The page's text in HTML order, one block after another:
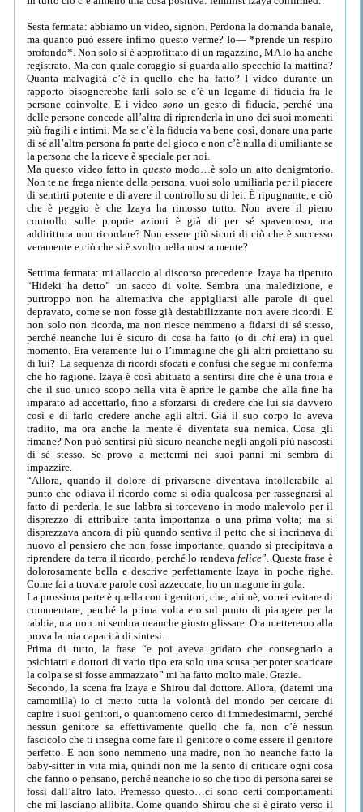
Sesta fermata: abbiamo un video, signori. Perdona la domanda banale,
ma quanto può essere infimo questo verme? Io— *prende un respiro
profondo*. Non solo si è approfittato di un ragazzino, MA lo ha anche
registrato. Ma con quale coraggio si guarda allo specchio la mattina?
Quanta malvagità c’è in quello che ha fatto? I video durante un
rapporto bisognerebbe farli solo se c’è un legame di fiducia fra le
persone coinvolte. E i video sono un gesto di fiducia, perché una
delle persone concede all’altra di riprenderla in uno dei suoi momenti
più fragili e intimi. Ma se c’è la fiducia va bene così, donare una parte
di sé all’altra persona fa parte del gioco e non c’è nulla di umiliante se
la persona che la riceve è speciale per noi.
Ma questo video fatto in questo modo…è solo un atto denigratorio.
Non te ne frega niente della persona, vuoi solo umiliarla per il piacere
di sentirti potente e di avere il controllo su di lei. È ripugnante, e ciò
che è peggio è che Izaya ha rimosso tutto. Non avere il pieno
controllo sulle proprie azioni è già di per sé spaventoso, ma
addirittura non ricordare? Non essere più sicuri di ciò che è successo
veramente e ciò che si è svolto nella nostra mente?
Settima fermata: mi allaccio al discorso precedente. Izaya ha ripetuto
“Hideki ha detto” un sacco di volte. Sembra una maledizione, e
purtroppo non ha alternativa che appigliarsi alle parole di quel
depravato, come se non fosse già destabilizzante non avere ricordi. E
non solo non ricorda, ma non riesce nemmeno a fidarsi di sé stesso,
perché neanche lui è sicuro di cosa ha fatto (o di chiera) in quel
momento. Era veramente lui o l’immagine che gli altri proiettano su
di lui? La sequenza di ricordi sfocati e confusi che segue mi conferma
che ho ragione. Izaya è così abituato a sentirsi dire che è una troia e
che il suo unico scopo nella vita è aprire le gambe che alla fine ha
imparato ad accettarlo, fino a sforzarsi di credere che lui sia davvero
così e di farlo credere anche agli altri. Già il suo corpo lo aveva
tradito, ma ora anche la mente è diventata sua nemica. Cosa gli
rimane? Non può sentirsi più sicuro neanche negli angoli più nascosti
di sé stesso. Se provo a mettermi nei suoi panni mi sembra di
impazzire.
“Allora, quando il dolore di privarsene diventava intollerabile al
punto che odiava il ricordo come si odia qualcosa per rassegnarsi al
fatto di perderla, le sue labbra si torcevano in modo malevolo per il
disprezzo di attribuire tanta importanza a una prima volta; ma si
disprezzava ancora di più quando sentiva il petto che si incrinava di
nuovo al pensiero che non fosse importante, quando si precipitava a
riprendere da terra il ricordo, perché lo rendevafelice”. Questa frase è
dolorosamente bella e descrive perfettamente Izaya in poche righe.
Come fai a trovare parole così azzeccate, ho un magone in gola.
La prossima parte è quella con i genitori, che, ahimè, vorrei evitare di
commentare, perché la prima volta ero sul punto di piangere per la
rabbia, ma non mi sembra neanche giusto glissare. Ora metteremo alla
prova la mia capacità di sintesi.
Prima di tutto, la frase “e poi aveva gridato che consegnarlo a
psichiatri e dottori di vario tipo era solo una scusa per poter scaricare
la colpa se si fosse ammazzato” mi ha fatto molto male. Grazie.
Secondo, la scena fra Izaya e Shirou dal dottore. Allora, (datemi una
camomilla) io ci metto tutta la volontà del mondo per cercare di
capire i suoi genitori, o quantomeno cerco di immedesimarmi, perché
nessun genitore sa effettivamente quello che fa, non c’è nessun
fascicolo che ti insegna come fare il genitore o come essere il genitore
perfetto. E non sono nemmeno una madre, non ho neanche fatto la
baby-sitter in vita mia, quindi non me la sento di criticare ogni cosa
che fanno o pensano, perché neanche io so che tipo di persona sarei se
fossi dall’altro lato. Premesso questo…ci sono certi comportamenti
che mi lasciano allibita. Come quando Shirou che si è girato verso il